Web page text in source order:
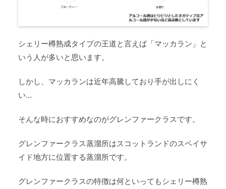
シェリー樽熟成タイプの王道と言えば「マッカラン」と
いう人が多いと思います。
しかし、マッカランは近年高騰しており手が出しにく
い…
そんな時におすすめなのがグレンファークラスです。
グレンファークラス蒸溜所はスコットランドのスペイサ
イド地方に位置する蒸溜所です。
グレンファークラスの特徴は何といってもシェリー樽熟